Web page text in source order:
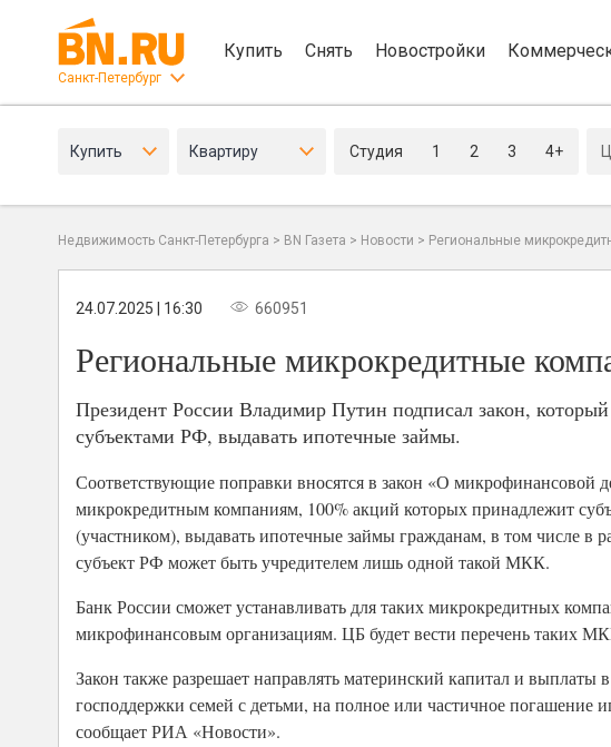
Санкт-Петербург
Купить Снять Новостройки
Купить Квартиру Студия 1 2 3 4+
Недвижимость Санкт-Петербурга > BN Газета > Новости > Региональные
24.07.2025 | 16:30 660951
Региональные микрокредитные
Президент России Владимир Путин подписал закон,
субъектами РФ, выдавать ипотечные займы.
Соответствующие поправки вносятся в закон «О
микрокредитным компаниям, 100% акций которых принадлежит
(участником), выдавать ипотечные займы гражданам, в том числе в
субъект РФ может быть учредителем лишь одной такой МКК.
Банк России сможет устанавливать для таких микрокредитных
микрофинансовым организациям. ЦБ будет вести перечень таких
Закон также разрешает направлять материнский капитал и выплаты
господдержки семей с детьми, на полное или частичное
сообщает РИА «Новости».